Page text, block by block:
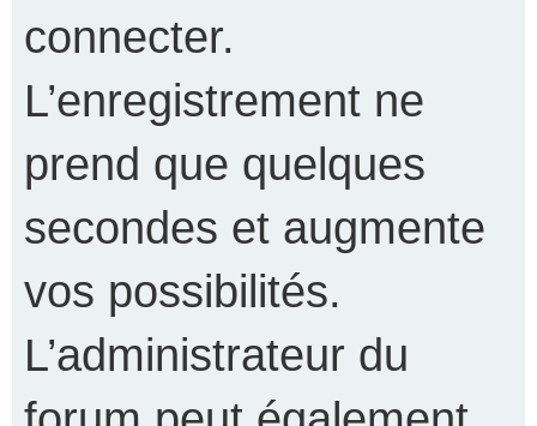
connecter.
L’enregistrement ne
prend que quelques
secondes et augmente
vos possibilités.
L’administrateur du